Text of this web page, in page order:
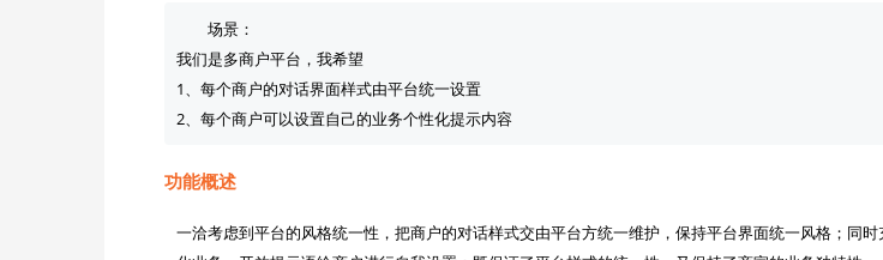
场景：
我们是多商户平台，我希望
1、每个商户的对话界面样式由平台统一设置
2、每个商户可以设置自己的业务个性化提示内容
功能概述
一洽考虑到平台的风格统一性，把商户的对话样式交由平台方统一维护，保持平台界面统一风格；同